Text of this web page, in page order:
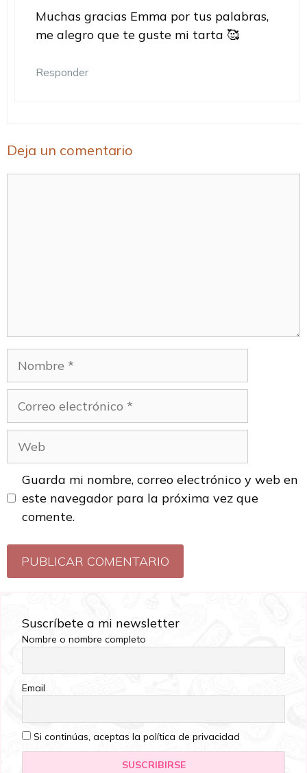
Muchas gracias Emma por tus palabras,
me alegro que te guste mi tarta 🥰
Responder
Deja un comentario
Guarda mi nombre, correo electrónico y web en
este navegador para la próxima vez que
comente.
Suscríbete a mi newsletter
Nombre o nombre completo
Email
Si continúas, aceptas la política de privacidad